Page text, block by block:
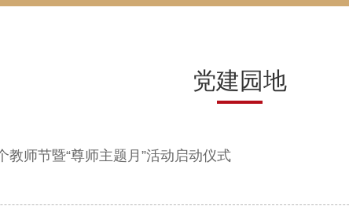
党建园地
教师节暨“尊师主题月”活动启动仪式